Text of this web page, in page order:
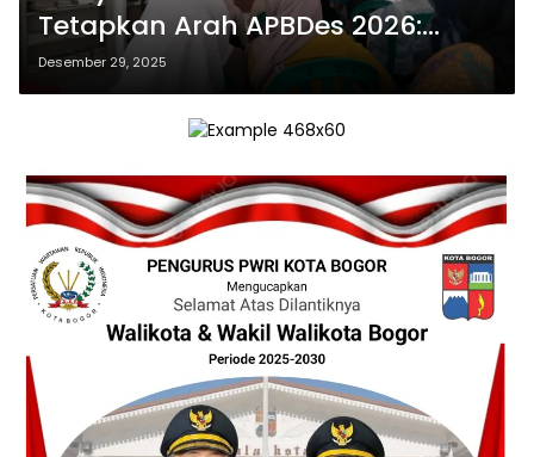
Tetapkan Arah APBDes 2026:
Transparansi Anggaran Diuji
Desember 29, 2025